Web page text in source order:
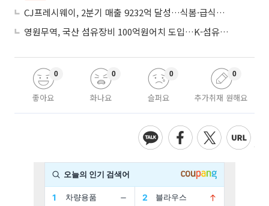
CJ프레시웨이, 2분기 매출 9232억 달성…식봄·급식사업 성장
영원무역, 국산 섬유장비 100억원어치 도입…K-섬유 상생 강화
좋아요
0
화나요
0
슬퍼요
0
추가취재 원해요
0